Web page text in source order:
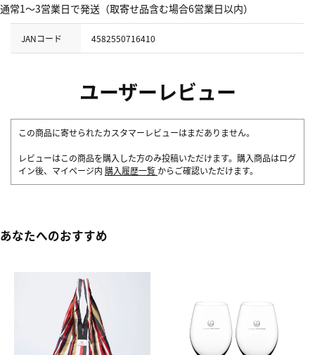
通常1～3営業日で発送（取寄せ品含む場合6営業日以内）
JANコード 4582550716410
ユーザーレビュー
この商品に寄せられたカスタマーレビューはまだありません。
レビューはこの商品を購入した方のみ投稿いただけます。購入商品はログ
イン後、マイページ内 購入履歴一覧 からご確認いただけます。
あなたへのおすすめ